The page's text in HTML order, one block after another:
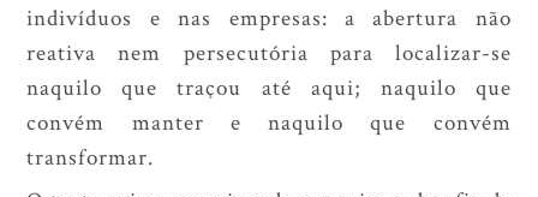
indivíduos e nas empresas: a abertura não
reativa nem persecutória para localizar-se
naquilo que traçou até aqui; naquilo que
convém manter e naquilo que convém
transformar.